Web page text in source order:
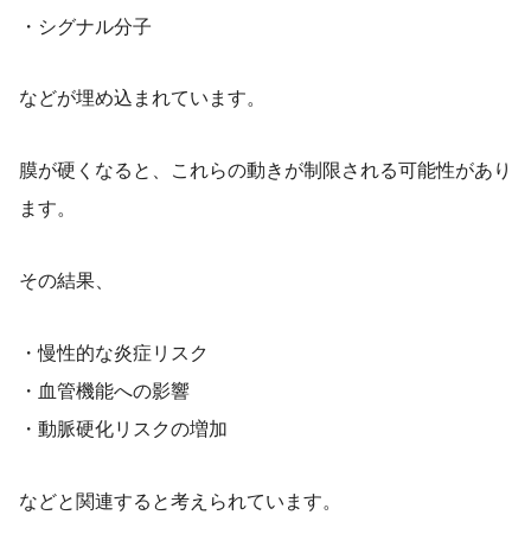
・シグナル分子
などが埋め込まれています。
膜が硬くなると、これらの動きが制限される可能性があり
ます。
その結果、
・慢性的な炎症リスク
・血管機能への影響
・動脈硬化リスクの増加
などと関連すると考えられています。